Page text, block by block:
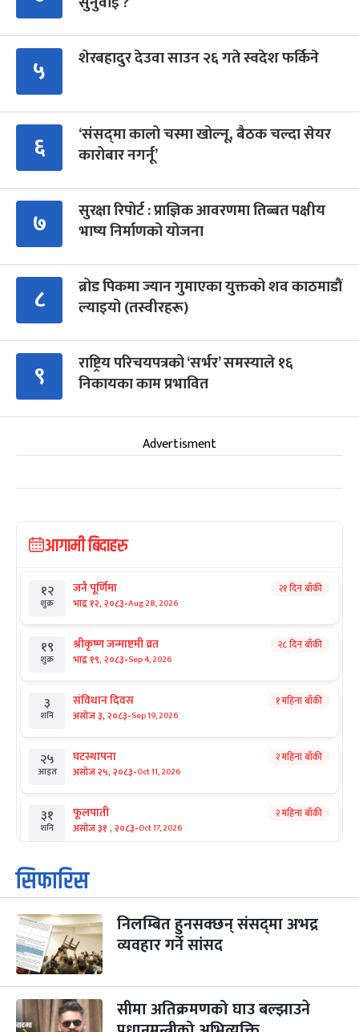
५ शेरबहादुर देउवा साउन २६ गते स्वदेश फर्किने
६
‘संसद्‍मा कालो चस्मा खोल्नू, बैठक चल्दा सेयर
कारोबार नगर्नू’
७
सुरक्षा रिपोर्ट : प्राज्ञिक आवरणमा तिब्बत पक्षीय
भाष्य निर्माणको योजना
८
ब्रोड पिकमा ज्यान गुमाएका युक्तको शव काठमाडौं
ल्याइयो (तस्वीरहरू)
९
राष्ट्रिय परिचयपत्रको ‘सर्भर’ समस्याले १६
निकायका काम प्रभावित
Advertisment
आगामी बिदाहरु
१२
शुक्र
जनै पूर्णिमा
भाद्र १२, २०८३-Aug 28, 2026
२१ दिन बाँकी
१९
शुक्र
श्रीकृष्ण जन्माष्टमी व्रत
भाद्र १९, २०८३-Sep 4, 2026
२८ दिन बाँकी
३
शनि
संविधान दिवस
असोज ३, २०८३-Sep 19, 2026
१ महिना बाँकी
२५
आइत
घटस्थापना
असोज २५, २०८३-Oct 11, 2026
२ महिना बाँकी
३१
शनि
फूलपाती
असोज ३१ , २०८३-Oct 17, 2026
२ महिना बाँकी
१
आइत
कार्तिक सङ्क्रान्ति
कार्तिक १, २०८३
३
मंगल
महानवमी
कार्तिक ३, २०८३-Oct 20, 2026
२ महिना बाँकी
४
बुध कार्तिक ४, २०८३ Oct 21, 2026
सिफारिस
निलम्बित हुनसक्छन् संसद्‌मा अभद्र
व्यवहार गर्ने सांसद
सीमा अतिक्रमणको घाउ बल्झाउने